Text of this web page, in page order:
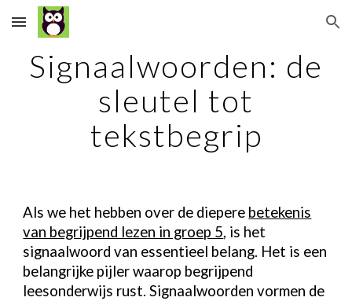
Skip to main content Skip to navigation
Signaalwoorden: de
sleutel tot
tekstbegrip
Als we het hebben over de diepere betekenis
van begrijpend lezen in groep 5, is het
signaalwoord van essentieel belang. Het is een
belangrijke pijler waarop begrijpend
leesonderwijs rust. Signaalwoorden vormen de